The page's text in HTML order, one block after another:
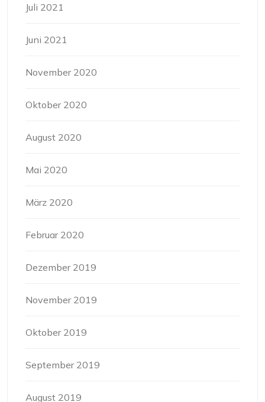
Juli 2021
Juni 2021
November 2020
Oktober 2020
August 2020
Mai 2020
März 2020
Februar 2020
Dezember 2019
November 2019
Oktober 2019
September 2019
August 2019